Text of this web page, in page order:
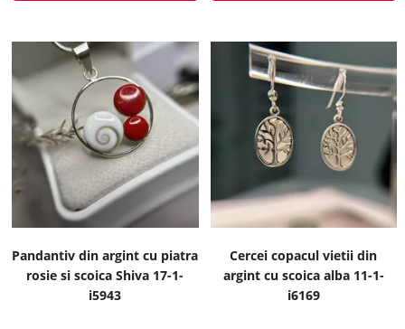
Pandantiv din argint cu piatra
rosie si scoica Shiva 17-1-
i5943
Cercei copacul vietii din
argint cu scoica alba 11-1-
i6169